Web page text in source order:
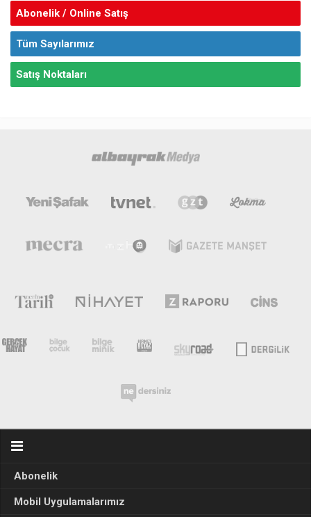
Abonelik / Online Satış
Tüm Sayılarımız
Satış Noktaları
Abonelik
Mobil Uygulamalarımız